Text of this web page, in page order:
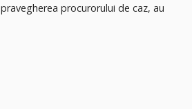
procurorului de caz, au